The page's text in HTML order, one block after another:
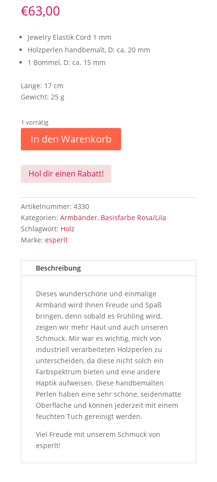
€63,00
Jewelry Elastik Cord 1 mm
Holzperlen handbemalt, D: ca. 20 mm
1 Bommel, D: ca. 15 mm
Länge: 17 cm
Gewicht: 25 g
1 vorrätig
In den Warenkorb
Hol dir einen Rabatt!
Artikelnummer: 4330
Kategorien: Armbänder, Basisfarbe Rosa/Lila
Schlagwort: Holz
Marke: esperlt
Beschreibung
Dieses wunderschöne und einmalige
Armband wird Ihnen Freude und Spaß
bringen, denn sobald es Frühling wird,
zeigen wir mehr Haut und auch unseren
Schmuck. Mir war es wichtig, mich von
industriell verarbeiteten Holzperlen zu
unterscheiden, da diese nicht solch ein
Farbspektrum bieten und eine andere
Haptik aufweisen. Diese handbemalten
Perlen haben eine sehr schöne, seidenmatte
Oberfläche und können jederzeit mit einem
feuchten Tuch gereinigt werden.
Viel Freude mit unserem Schmuck von
esperlt!